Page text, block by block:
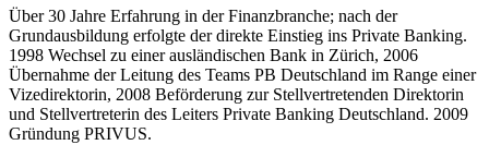
Über 30 Jahre Erfahrung in der Finanzbranche; nach der
Grundausbildung erfolgte der direkte Einstieg ins Private Banking.
1998 Wechsel zu einer ausländischen Bank in Zürich, 2006
Übernahme der Leitung des Teams PB Deutschland im Range einer
Vizedirektorin, 2008 Beförderung zur Stellvertretenden Direktorin
und Stellvertreterin des Leiters Private Banking Deutschland. 2009
Gründung PRIVUS.